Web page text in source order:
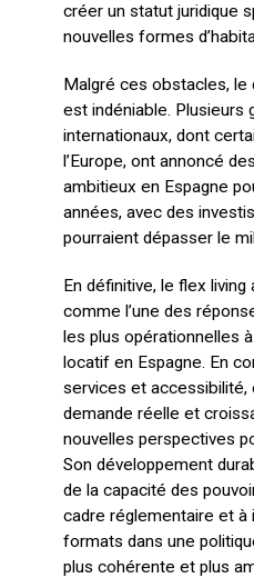
créer un statut juridique
nouvelles formes
Malgré ces obstacles,
est indéniable. Plusieurs
internationaux, dont
l’Europe, ont annoncé
ambitieux en Espagne
années, avec des
pourraient dépasser le
En définitive, le flex living
comme l’une des
les plus opérationnelles
locatif en Espagne. En
services et accessibilité,
demande réelle et
nouvelles perspectives
Son développement
de la capacité des
cadre réglementaire et à
formats dans une
plus cohérente et plus